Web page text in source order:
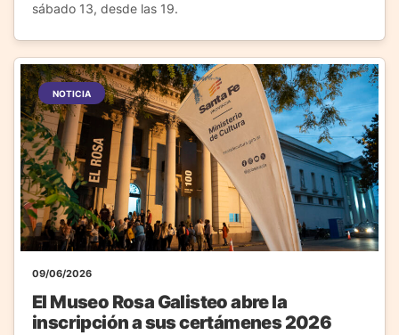
sábado 13, desde las 19.
NOTICIA
09/06/2026
El Museo Rosa Galisteo abre la
inscripción a sus certámenes 2026